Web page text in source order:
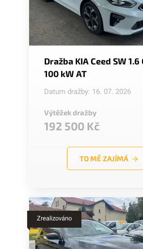
Dražba KIA Ceed SW 1.6
100 kW AT
Datum dražby: 16. 07. 2026
Výtěžek dražby
192 500 Kč
TO MĚ ZAJÍMÁ
Zrealizováno